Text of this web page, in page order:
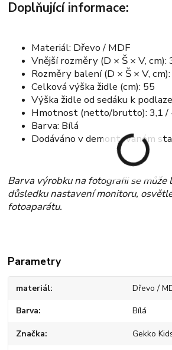
Doplňující informace:
Materiál: Dřevo / MDF
Vnější rozměry (D × Š × V, cm):
Rozměry balení (D × Š × V,
Celková výška židle (cm): 55
Výška židle od sedáku k
Hmotnost (netto/brutto): 3,1 /
Barva: Bílá
Dodáváno v demontovaném
Barva výrobku na fotografii se může
důsledku nastavení monitoru,
fotoaparátu.
Parametry
materiál Dřevo /
Barva Bílá
Značka Gekko